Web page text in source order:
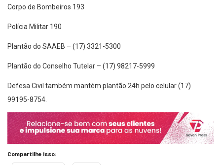
Corpo de Bombeiros 193
Polícia Militar 190
Plantão do SAAEB – (17) 3321-5300
Plantão do Conselho Tutelar – (17) 98217-5999
Defesa Civil também mantém plantão 24h pelo celular (17)
99195-8754.
Compartilhe isso: